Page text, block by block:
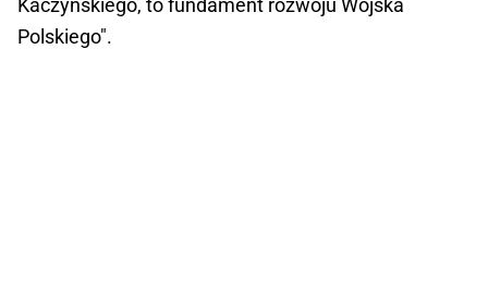
Kaczyńskiego, to fundament rozwoju Wojska
Polskiego".